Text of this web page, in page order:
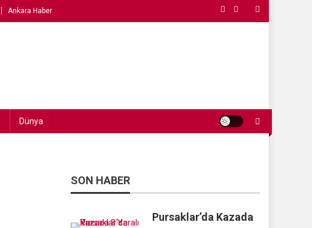
Ankara Haber
Dünya
SON HABER
Pursaklar’da Kazada